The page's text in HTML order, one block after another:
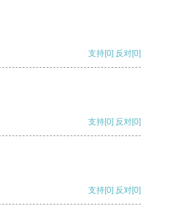
支持[0] 反对[0]
支持[0] 反对[0]
支持[0] 反对[0]